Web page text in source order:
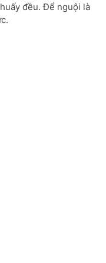
đều. Để nguội là